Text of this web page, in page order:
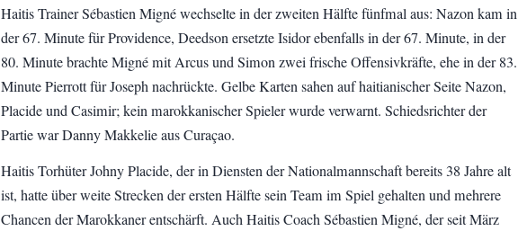
Haitis Trainer Sébastien Migné wechselte in der zweiten Hälfte fünfmal aus: Nazon kam in
der 67. Minute für Providence, Deedson ersetzte Isidor ebenfalls in der 67. Minute, in der
80. Minute brachte Migné mit Arcus und Simon zwei frische Offensivkräfte, ehe in der 83.
Minute Pierrott für Joseph nachrückte. Gelbe Karten sahen auf haitianischer Seite Nazon,
Placide und Casimir; kein marokkanischer Spieler wurde verwarnt. Schiedsrichter der
Partie war Danny Makkelie aus Curaçao.
Haitis Torhüter Johny Placide, der in Diensten der Nationalmannschaft bereits 38 Jahre alt
ist, hatte über weite Strecken der ersten Hälfte sein Team im Spiel gehalten und mehrere
Chancen der Marokkaner entschärft. Auch Haitis Coach Sébastien Migné, der seit März